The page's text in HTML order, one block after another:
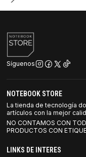
Síguenos
NOTEBOOK STORE
La tienda de tecnología
artículos con la mejor
NO CONTAMOS CON
PRODUCTOS CON
LINKS DE INTERES